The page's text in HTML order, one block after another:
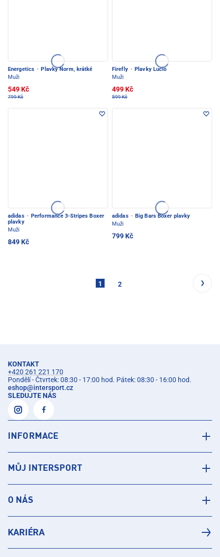
Energetics · Plavky Norm, krátké
Muži
549 Kč
799 Kč
Firefly · Plavky Lucio
Muži
499 Kč
599 Kč
adidas · Performance 3-Stripes Boxer
plavky
Muži
849 Kč
adidas · Big Bars Boxer plavky
Muži
799 Kč
1 2
KONTAKT
+420 261 221 170
Pondělí - Čtvrtek: 08:30 - 17:00 hod. Pátek: 08:30 - 16:00 hod.
eshop@intersport.cz
SLEDUJTE NÁS
INFORMACE
MŮJ INTERSPORT
O NÁS
KARIÉRA